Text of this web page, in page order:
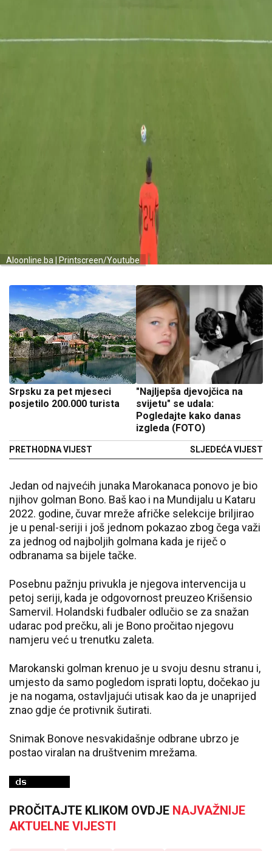
Aloonline.ba | Printscreen/Youtube
Srpsku za pet mjeseci
posjetilo 200.000 turista
PRETHODNA VIJEST
"Najljepša djevojčica na
svijetu" se udala:
Pogledajte kako danas
izgleda (FOTO)
SLJEDEĆA VIJEST
Jedan od najvećih junaka Marokanaca ponovo je bio
njihov golman Bono. Baš kao i na Mundijalu u Kataru
2022. godine, čuvar mreže afričke selekcije briljirao
je u penal-seriji i još jednom pokazao zbog čega važi
za jednog od najboljih golmana kada je riječ o
odbranama sa bijele tačke.
Posebnu pažnju privukla je njegova intervencija u
petoj seriji, kada je odgovornost preuzeo Krišensio
Samervil. Holandski fudbaler odlučio se za snažan
udarac pod prečku, ali je Bono pročitao njegovu
namjeru već u trenutku zaleta.
Marokanski golman krenuo je u svoju desnu stranu i,
umjesto da samo pogledom isprati loptu, dočekao ju
je na nogama, ostavljajući utisak kao da je unaprijed
znao gdje će protivnik šutirati.
Snimak Bonove nesvakidašnje odbrane ubrzo je
postao viralan na društvenim mrežama.
PROČITAJTE KLIKOM OVDJE NAJVAŽNIJE
AKTUELNE VIJESTI